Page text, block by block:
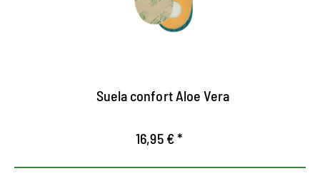
Se puede usar descalzo - cuida la piel de los pies
Suela confort Aloe Vera
16,95 € *